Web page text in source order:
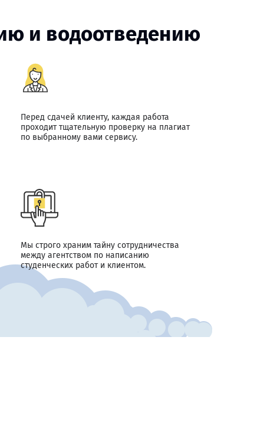
и водоотведению
Перед сдачей клиенту, каждая работа
проходит тщательную проверку на плагиат
по выбранному вами сервису.
Мы строго храним тайну сотрудничества
между агентством по написанию
студенческих работ и клиентом.